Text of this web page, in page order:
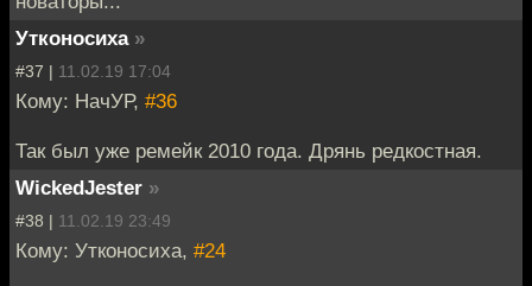
Утконосиха »
#37 | 11.02.19 17:04
Кому: НачУР, #36
Так был уже ремейк 2010 года. Дрянь редкостная.
WickedJester »
#38 | 11.02.19 23:49
Кому: Утконосиха, #24